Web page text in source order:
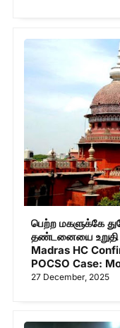
பெற்ற மகளுக்கே
தண்டனையை
Madras HC
POCSO Case:
27 December, 2025